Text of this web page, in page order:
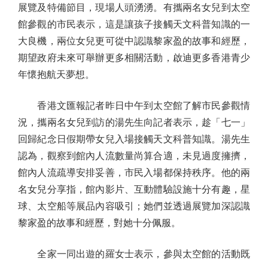
展覽及特備節目，現場人頭湧湧。有攜兩名女兒到太空
館參觀的市民表示，這是讓孩子接觸天文科普知識的一
大良機，兩位女兒更可從中認識黎家盈的故事和經歷，
期望政府未來可舉辦更多相關活動，啟迪更多香港青少
年懷抱航天夢想。
香港文匯報記者昨日中午到太空館了解市民參觀情
況，攜兩名女兒到訪的湯先生向記者表示，趁「七一」
回歸紀念日假期帶女兒入場接觸天文科普知識。湯先生
認為，觀察到館內人流數量尚算合適，未見過度擁擠，
館內人流疏導安排妥善，市民入場都保持秩序。他的兩
名女兒分享指，館內影片、互動體驗設施十分有趣，星
球、太空船等展品內容吸引；她們並透過展覽加深認識
黎家盈的故事和經歷，對她十分佩服。
全家一同出遊的羅女士表示，參與太空館的活動既